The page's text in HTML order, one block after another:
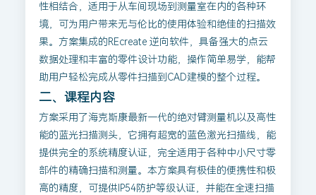
性相结合，适用于从车间现场到测量室在内的各种环
境，可为用户带来无与伦比的使用体验和绝佳的扫描效
果。方案集成的REcreate 逆向软件，具备强大的点云
数据处理和丰富的零件设计功能，操作简单易学，能帮
助用户轻松完成从零件扫描到CAD建模的整个过程。
二、课程内容
方案采用了海克斯康最新一代的绝对臂测量机以及高性
能的蓝光扫描测头，它拥有超宽的蓝色激光扫描线，能
提供完全的系统精度认证，完全适用于各种中小尺寸零
部件的精确扫描和测量。本方案具有极佳的便携性和极
高的精度，可提供IP54防护等级认证，并能在全速扫描